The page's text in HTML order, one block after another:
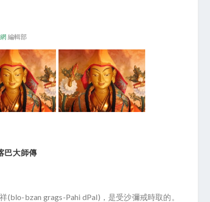
網編輯部
巴大師傳
bzan grags-Pahi dPal)，是受沙彌戒時取的。